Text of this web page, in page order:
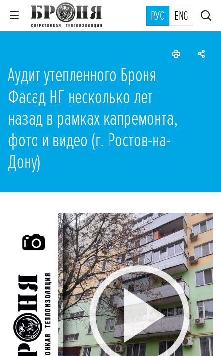
РУС ENG
Аудит утепленного Броня
Фасад НГ несколько лет
назад в рамках капремонта,
фото и видео (г. Ростов-на-
Дону)